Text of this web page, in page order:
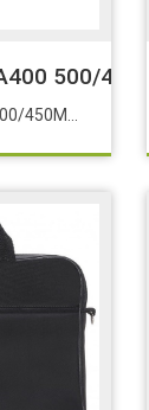
Siyah /
500/